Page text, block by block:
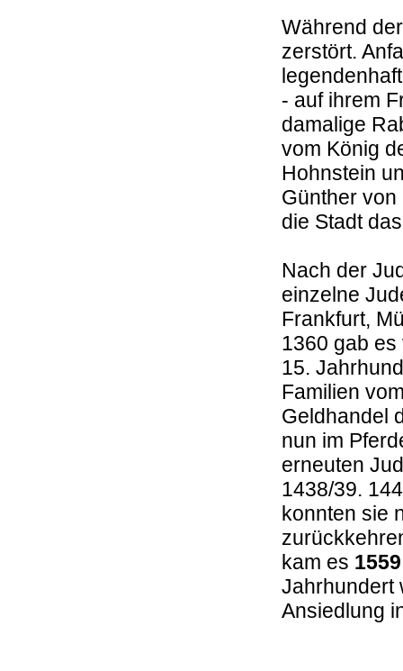
Während
zerstört.
- auf ihrem
damalige
vom König
Hohnstein
Günther
die Stadt
Nach der
einzelne
Frankfurt,
1360 gab
15.
Familien
Geldhandel
nun im
erneuten
1438/39.
konnten sie
kam es 1559
Jahrhundert
Ansiedlung